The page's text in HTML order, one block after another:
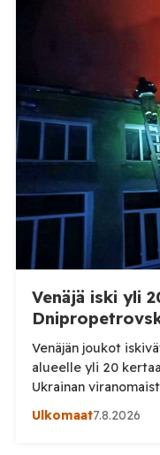
TV:lle tarkempia
afrikkalaisen
eläintautitietojen
Venäjä iski yli
Venäjän joukot
alueelle yli 20
Ukrainan
Ulkomaat7.8.2026